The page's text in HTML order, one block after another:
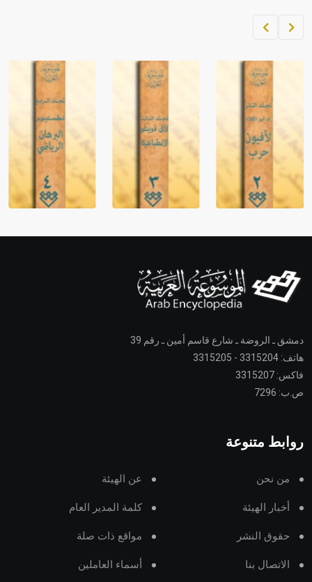
دمشق ـ الروضة ـ شارع قاسم أمين ـ رقم 39
هاتف: 3315204 - 3315205
فاكس: 3315207
ص.ب: 7296
روابط متنوعة
من نحن عن الهيئة
أخبار الهيئة كلمة المدير العام
حقوق النشر مواقع ذات صلة
الاتصال بنا أسماء العاملين